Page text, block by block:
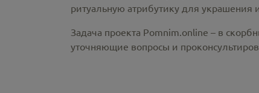
ритуальную атрибутику для украшения
Задача проекта Pomnim.online – в
уточняющие вопросы и